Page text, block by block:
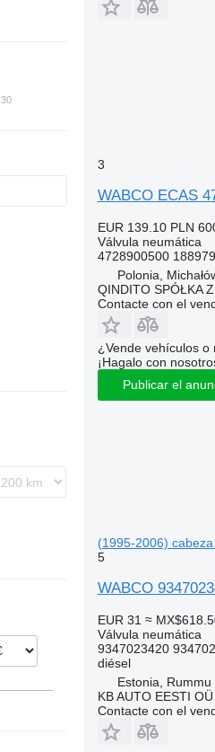
3
WABCO ECAS
EUR 139.10 PLN
Válvula neumática
4728900500
Polonia,
QINDITO SPÓŁKA
Contacte con el
¿Vende vehículos o
¡Hagalo con
Publicar el
(1995-2006)
5
WABCO
EUR 31 ≈
Válvula neumática
9347023420
diésel
Estonia, Rummu
KB AUTO EESTI OÜ
Contacte con el